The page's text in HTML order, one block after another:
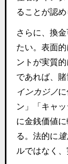
ることが認め
さらに、換
たい。表面
ントが実質
であれば、賭
インカジノ
ン」「キャ
に金銭価値
る。法的に
ルではなく